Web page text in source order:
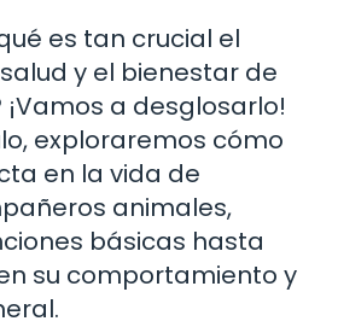
es tan crucial el
y el bienestar de
a desglosarlo!
exploraremos cómo
en la vida de
animales,
básicas hasta
su comportamiento y